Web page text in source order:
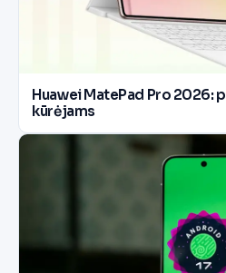
Huawei MatePad Pro 2026:
kūrėjams